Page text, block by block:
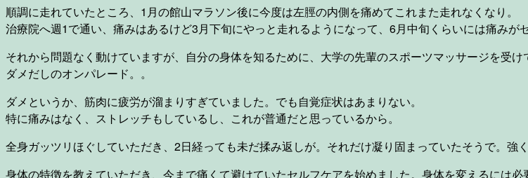
順調に走れていたところ、1月の館山マラソン後に今度は左脛の内側を痛めてこれまた走れなくなり。
治療院へ週1で通い、痛みはあるけど3月下旬にやっと走れるようになって、6月中旬くらいには痛みが
それから問題なく動けていますが、自分の身体を知るために、大学の先輩のスポーツマッサージを受け
ダメだしのオンパレード。。
ダメというか、筋肉に疲労が溜まりすぎていました。でも自覚症状はあまりない。
特に痛みはなく、ストレッチもしているし、これが普通だと思っているから。
全身ガッツリほぐしていただき、2日経っても未だ揉み返しが。それだけ凝り固まっていたそうで。強
身体の特徴を教えていただき、今まで痛くて避けていたセルフケアを始めました。身体を変えるには